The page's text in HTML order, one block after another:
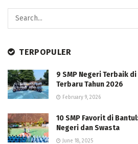
TERPOPULER
9 SMP Negeri Terbaik
Terbaru Tahun 2026
February 9, 2026
10 SMP Favorit di
Negeri dan Swasta
June 18, 2025